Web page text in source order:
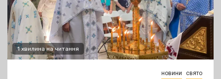
1 хвилина на читання
новини свято